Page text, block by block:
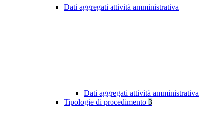
Dati aggregati attività amministrativa
Dati aggregati attività amministrativa
Tipologie di procedimento 3